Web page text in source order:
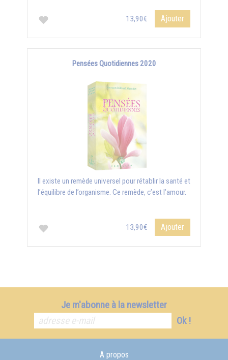
13,90€ Ajouter
Pensées Quotidiennes 2020
Il existe un remède universel pour rétablir la santé et
l’équilibre de l’organisme. Ce remède, c’est l’amour.
13,90€ Ajouter
Je m'abonne à la newsletter
Ok !
A propos